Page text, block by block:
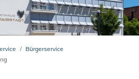
Bürgerservice